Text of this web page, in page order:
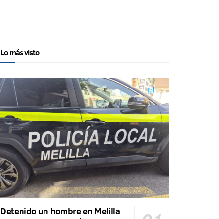
Lo más visto
Detenido un hombre en Melilla